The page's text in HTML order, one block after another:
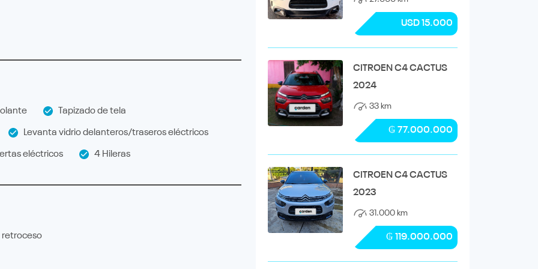
Tapizado de tela
Levanta vidrio delanteros/traseros eléctricos
eléctricos 4 Hileras
USD 15.000
CITROEN C4 CACTUS
2024
33 km
₲ 77.000.000
CITROEN C4 CACTUS
2023
31.000 km
₲ 119.000.000